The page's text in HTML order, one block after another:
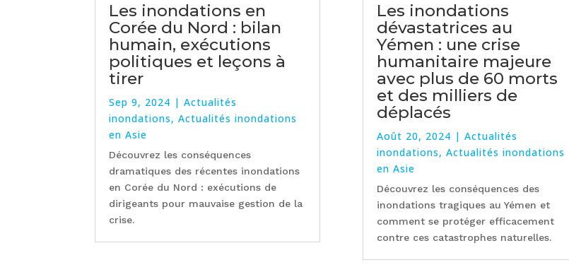
Les inondations en
Corée du Nord : bilan
humain, exécutions
politiques et leçons à
tirer
Sep 9, 2024 |Actualités
inondations,Actualités inondations
en Asie
Découvrez les conséquences
dramatiques des récentes inondations
en Corée du Nord : exécutions de
dirigeants pour mauvaise gestion de la
crise.
Les inondations
dévastatrices au
Yémen : une crise
humanitaire majeure
avec plus de 60 morts
et des milliers de
déplacés
Août 20, 2024 | Actualités
inondations, Actualités inondations
en Asie
Découvrez les conséquences des
inondations tragiques au Yémen et
comment se protéger efficacement
contre ces catastrophes naturelles.